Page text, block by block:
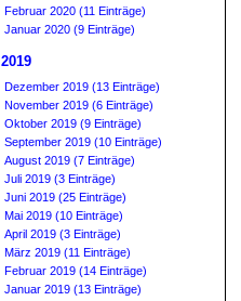
Februar 2020 (11 Einträge)
Januar 2020 (9 Einträge)
2019
Dezember 2019 (13 Einträge)
November 2019 (6 Einträge)
Oktober 2019 (9 Einträge)
September 2019 (10 Einträge)
August 2019 (7 Einträge)
Juli 2019 (3 Einträge)
Juni 2019 (25 Einträge)
Mai 2019 (10 Einträge)
April 2019 (3 Einträge)
März 2019 (11 Einträge)
Februar 2019 (14 Einträge)
Januar 2019 (13 Einträge)